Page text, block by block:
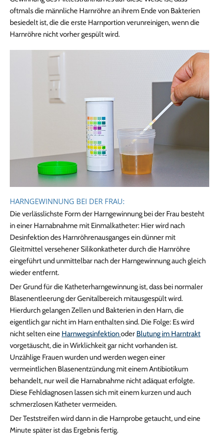
oftmals die männliche Harnröhre an ihrem Ende von Bakterien
besiedelt ist, die die erste Harnportion verunreinigen, wenn die
Harnröhre nicht vorher gespült wird.
HARNGEWINNUNG BEI DER FRAU:
Die verlässlichste Form der Harngewinnung bei der Frau besteht
in einer Harnabnahme mit Einmalkatheter: Hier wird nach
Desinfektion des Harnröhrenausganges ein dünner mit
Gleitmittel versehener Silikonkatheter durch die Harnröhre
eingeführt und unmittelbar nach der Harngewinnung auch gleich
wieder entfernt.
Der Grund für die Katheterharngewinnung ist, dass bei normaler
Blasenentleerung der Genitalbereich mitausgespült wird.
Hierdurch gelangen Zellen und Bakterien in den Harn, die
eigentlich gar nicht im Harn enthalten sind. Die Folge: Es wird
nicht selten eine Harnwegsinfektionoder Blutung im Harntrakt
vorgetäuscht, die in Wirklichkeit gar nicht vorhanden ist.
Unzählige Frauen wurden und werden wegen einer
vermeintlichen Blasenentzündung mit einem Antibiotikum
behandelt, nur weil die Harnabnahme nicht adäquat erfolgte.
Diese Fehldiagnosen lassen sich mit einem kurzen und auch
schmerzlosen Katheter vermeiden.
Der Teststreifen wird dann in die Harnprobe getaucht, und eine
Minute später ist das Ergebnis fertig.